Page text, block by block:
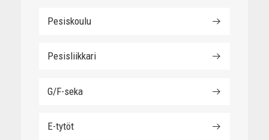
Pesiskoulu
Pesisliikkari
G/F-seka
E-tytöt